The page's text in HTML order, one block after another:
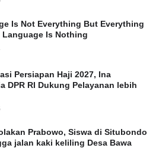
Is Not Everything But Everything
Is Nothing
Persiapan Haji 2027, Ina
DPR RI Dukung Pelayanan lebih
Prabowo, Siswa di Situbondo
jalan kaki keliling Desa Bawa